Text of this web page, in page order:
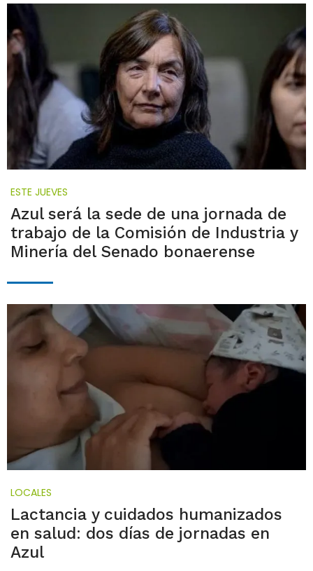
ESTE JUEVES
Azul será la sede de una jornada de
trabajo de la Comisión de Industria y
Minería del Senado bonaerense
LOCALES
Lactancia y cuidados humanizados
en salud: dos días de jornadas en
Azul